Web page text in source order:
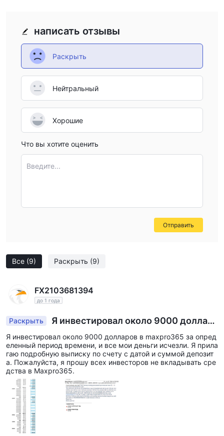
Все (9) Раскрыть (9)
FX2103681394
до 1 года
Раскрыть
Я инвестировал около 9000 доллар
ов в maxpro365 за определенный период врем
ени, и все мои деньги исчезли. Я прилагаю под
робную выписку по счету с датой и суммой де
позита. Пожалуйста, я прошу всех инвесторов
не вкладывать средства в Maxpro365.
Я инвестировал около 9000 долларов в maxpro365 за опред
еленный период времени, и все мои деньги исчезли. Я прила
гаю подробную выписку по счету с датой и суммой депозит
а. Пожалуйста, я прошу всех инвесторов не вкладывать сре
дства в Maxpro365.
написать отзывы
Раскрыть
Нейтральный
Хорошие
Что вы хотите оценить
Введите...
Отправить